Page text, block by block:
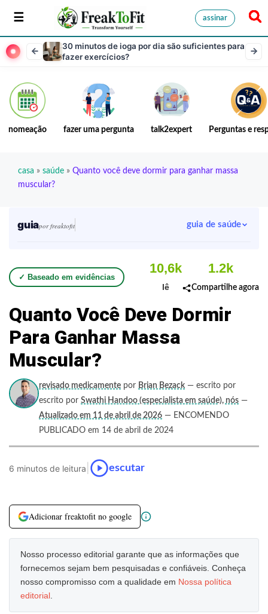
assinar
30 minutos de ioga por dia são suficientes para
fazer exercícios?
nomeação fazer uma pergunta talk2expert Perguntas e
casa » saúde » Quanto você deve dormir para ganhar massa
muscular?
guiapor freaktofit guia de saúde
✓ Baseado em evidências
10,6k
lê
1.2k
Compartilhe agora
Quanto Você Deve Dormir
Para Ganhar Massa
Muscular?
revisado medicamente por Brian Bezack — escrito por
escrito por Swathi Handoo (especialista em saúde), nós —
Atualizado em 11 de abril de 2026 — ENCOMENDO
PUBLICADO em 14 de abril de 2024
6 minutos de leitura escutar
Adicionar freaktofit no google
Nosso processo editorial garante que as informações que
fornecemos sejam bem pesquisadas e confiáveis. Conheça
nosso compromisso com a qualidade em Nossa política
editorial